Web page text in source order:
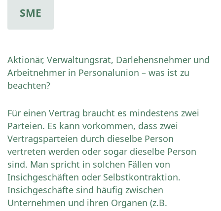
SME
Aktionär, Verwaltungsrat, Darlehensnehmer und
Arbeitnehmer in Personalunion – was ist zu
beachten?
Für einen Vertrag braucht es mindestens zwei
Parteien. Es kann vorkommen, dass zwei
Vertragsparteien durch dieselbe Person
vertreten werden oder sogar dieselbe Person
sind. Man spricht in solchen Fällen von
Insichgeschäften oder Selbstkontraktion.
Insichgeschäfte sind häufig zwischen
Unternehmen und ihren Organen (z.B.